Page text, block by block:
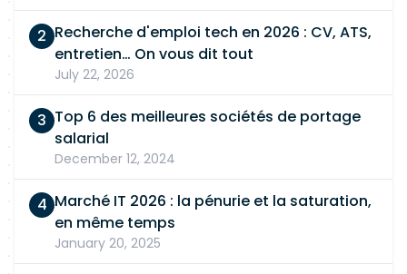
Recherche d'emploi tech en 2026 : CV, ATS,
entretien… On vous dit tout
July 22, 2026
Top 6 des meilleures sociétés de portage
salarial
December 12, 2024
Marché IT 2026 : la pénurie et la saturation,
en même temps
January 20, 2025